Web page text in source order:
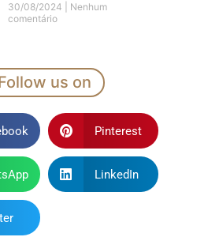
30/08/2024
Nenhum
comentário
us on
Pinterest
LinkedIn